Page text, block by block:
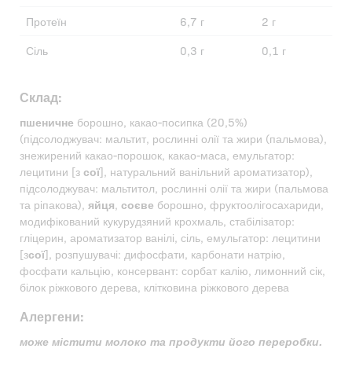
Протеїн
6,7 г
2 г
Сіль
0,3 г 0,1 г
Склад:
пшеничне борошно, какао-посипка (20,5%)
(підсолоджувач: мальтит, рослинні олії та жири (пальмова),
знежирений какао-порошок, какао-маса, емульгатор:
лецитини [з сої], натуральний ванільний ароматизатор),
підсолоджувач: мальтитол, рослинні олії та жири (пальмова
та ріпакова), яйця, соєве борошно, фруктоолігосахариди,
модифікований кукурудзяний крохмаль, стабілізатор:
гліцерин, ароматизатор ванілі, сіль, емульгатор: лецитини
[зсої], розпушувачі: дифосфати, карбонати натрію,
фосфати кальцію, консервант: сорбат калію, лимонний сік,
білок ріжкового дерева, клітковина ріжкового дерева
Алергени:
може містити молоко та продукти його переробки.